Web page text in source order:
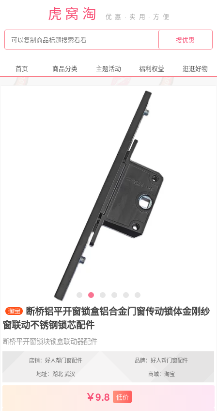
虎窝淘
首页 商品分类 主题活动 福利权益 逛逛好物
断桥铝平开窗锁盒铝合金门窗传动锁体金刚纱
窗联动不锈钢锁芯配件
断桥平开窗锁块锁盒联动器配件
店铺：好人帮门窗配件
品牌：好人帮门窗配件
地址：湖北 武汉
商城：淘宝
9.8 低价